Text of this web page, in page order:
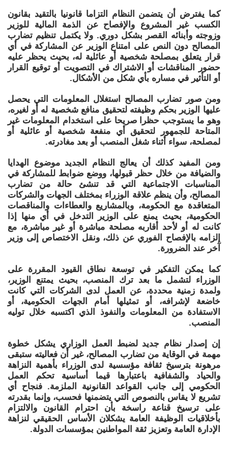
كما يفترض أن يتضمن النظام التزاما قانونيا بالتقيد بقانون
الكسب غير المشروع والإفصاح عن الذمة المالية للوزير
وزوجته وأبنائه القصر بشكل دوري. ولا يكتمل تنظيم تضارب
المصالح دون النص على امتناع الوزير عن المشاركة في أي
قرار يتعلق بمصلحة شخصية أو عائلية له، بحيث يحظر عليه
حضور المناقشات أو الاشتراك في التصويت أو توقيع القرار
أو التأثير في مساره بأي شكل من الأشكال.
ومن صور تضارب المصالح استغلال المعلومات التي يحصل
عليها الوزير بحكم وظيفته لتحقيق منافع شخصية له أو لغيره،
وهو ما يستوجب حظرا صريحا على استخدام المعلومات غير
المتاحة للجمهور لتحقيق أي منفعة شخصية أو عائلية أو
لمصلحة، سواء أثناء شغل المنصب أو بعد مغادرته.
ومن المفيد كذلك أن يعالج النظام الجديد موضوع الهدايا
والضيافة من خلال حظر قبولها، ووضع ضوابط للمشاركة في
المناسبات الاجتماعية التي قد تنشئ حالة من تضارب
المصالح، وأن ينظم علاقة الوزراء بمختلف الجهات والشركات
المتعاقدة مع الحكومة، وبالمشاريع والعطاءات والمناقصات
الحكومية، بحيث يمنع على الوزير التدخل في أي منها إذا
كانت له أو لأحد أقاربه مصلحة مباشرة أو غير مباشرة، مع
إلزامه بالإفصاح الفوري عن ذلك، ونقل الاختصاص إلى وزير
آخر عند الضرورة.
كما يمكن التفكير في توسعة نطاق القيود المقررة على
الوزراء لتشمل ما بعد ترك المنصب، بحيث يمتنع الوزير،
ولمدة زمنية محددة، عن العمل لدى الشركات التي كانت
خاضعة لإشرافه، أو تمثيلها أمام الجهات الحكومية، أو
الاستفادة من المعلومات والنفوذ الذي اكتسبه خلال توليه
المنصب.
إن إصدار نظام جديد لضبط العمل الوزاري يشكل خطوة
مهمة في الوقاية من تضارب المصالح، غير أن فعاليته ستبقى
مرهونة بترسيخ ثقافة مؤسسية لدى الوزراء بأهمية النزاهة
والحياد والشفافية باعتبارها قيما أساسية تحكم العمل
الحكومي إلى جانب القواعد القانونية الملزمة. فنجاح أي
تشريع لا يقاس بالنصوص التي يتضمنها فحسب، وإنما بقدرته
على ترسيخ قناعة راسخة بأن احترام القانون والالتزام
بأخلاقيات الوظيفة العامة يشكلان الأساس الحقيقي لنزاهة
الإدارة العامة وتعزيز ثقة المواطنين بمؤسسات الدولة.